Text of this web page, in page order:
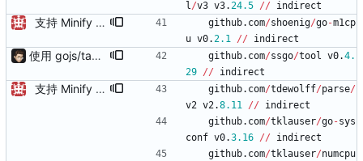
l/v3 v3.24.5 // indirect
支持 Minify AutoReversion 等 github. com/shoenig/go-m1cp
u v0.2.1 // indirect
使用 gojs/task 代替内置任务 支持 load 加载的服务热更新（需配置hotLoad） 增强唯一id获取（使用新算法，依赖Redis） session支持基于细粒度权限匹配（传入支持的功能列表匹配） github. com/ssgo/tool v0.4.
29 // indirect
支持 Minify AutoReversion 等 github. com/tdewolff/parse/
v2 v2.8.11 //
indirect
github. com/tklauser/go-sys
conf v0.3.16 //
indirect
github. com/tklauser/numcpu